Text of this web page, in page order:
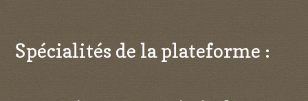
Spécialités de la plateforme :